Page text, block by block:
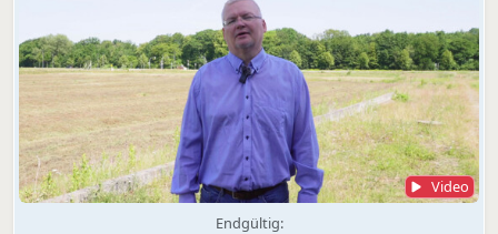
Video
Endgültig: